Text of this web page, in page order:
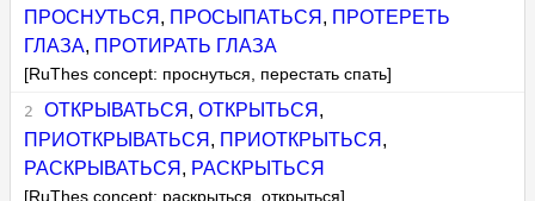
ПРОСНУТЬСЯ , ПРОСЫПАТЬСЯ , ПРОТЕРЕТЬ
ГЛАЗА, ПРОТИРАТЬ ГЛАЗА
[RuThes concept: проснуться, перестать спать]
ОТКРЫВАТЬСЯ , ОТКРЫТЬСЯ ,
ПРИОТКРЫВАТЬСЯ , ПРИОТКРЫТЬСЯ ,
РАСКРЫВАТЬСЯ , РАСКРЫТЬСЯ
[RuThes concept: раскрыться, открыться]